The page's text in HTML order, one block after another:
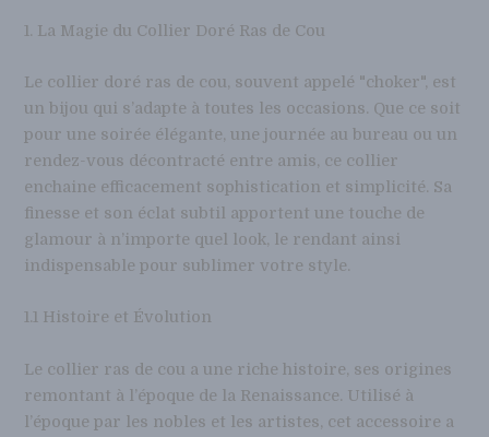
1. La Magie du Collier Doré Ras de Cou
Le collier doré ras de cou, souvent appelé "choker", est
un bijou qui s’adapte à toutes les occasions. Que ce soit
pour une soirée élégante, une journée au bureau ou un
rendez-vous décontracté entre amis, ce collier
enchaine efficacement sophistication et simplicité. Sa
finesse et son éclat subtil apportent une touche de
glamour à n’importe quel look, le rendant ainsi
indispensable pour sublimer votre style.
1.1 Histoire et Évolution
Le collier ras de cou a une riche histoire, ses origines
remontant à l’époque de la Renaissance. Utilisé à
l’époque par les nobles et les artistes, cet accessoire a